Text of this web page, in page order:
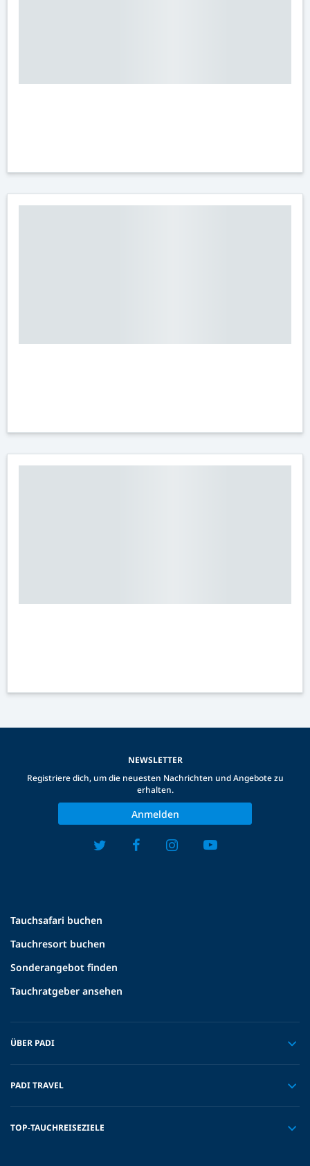
Tauchsafari buchen
Tauchresort buchen
Sonderangebot finden
Tauchratgeber ansehen
ÜBER PADI
PADI TRAVEL
TOP-TAUCHREISEZIELE
NEWSLETTER
Registriere dich, um die neuesten Nachrichten und Angebote zu
erhalten.
Anmelden